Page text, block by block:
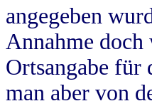
angegeben
Annahme
Ortsangabe für
man aber von